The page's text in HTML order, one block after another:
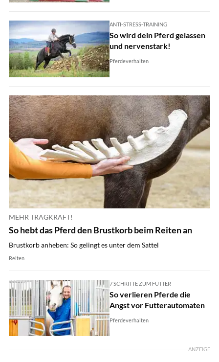
ANTI-STRESS-TRAINING
So wird dein Pferd gelassen
und nervenstark!
Pferdeverhalten
MEHR TRAGKRAFT!
So hebt das Pferd den Brustkorb beim Reiten an
Brustkorb anheben: So gelingt es unter dem Sattel
Reiten
7 SCHRITTE ZUM FUTTER
So verlieren Pferde die
Angst vor Futterautomaten
Pferdeverhalten
ANZEIGE